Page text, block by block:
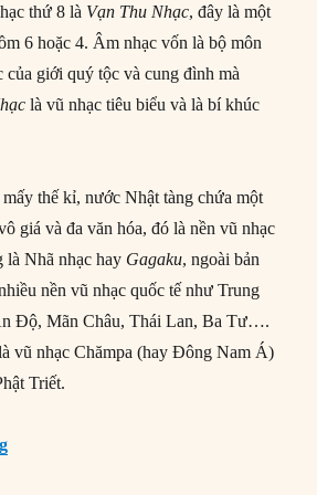
thứ 8 là Vạn Thu Nhạc, đây là một
6 hoặc 4. Âm nhạc vốn là bộ môn
của giới quý tộc và cung đình mà
là vũ nhạc tiêu biểu và là bí khúc
thế kỉ, nước Nhật tàng chứa một
giá và đa văn hóa, đó là nền vũ nhạc
là Nhã nhạc hay Gagaku, ngoài bản
nền vũ nhạc quốc tế như Trung
Độ, Mãn Châu, Thái Lan, Ba Tư….
vũ nhạc Chămpa (hay Đông Nam Á)
Triết.